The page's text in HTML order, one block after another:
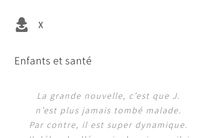
X
Enfants et santé
La grande nouvelle, c’est que J.
n’est plus jamais tombé malade.
Par contre, il est super dynamique.
Quant à l’influence de l’aquarium
dans le bureau, la situation
financière des clients qui étaient